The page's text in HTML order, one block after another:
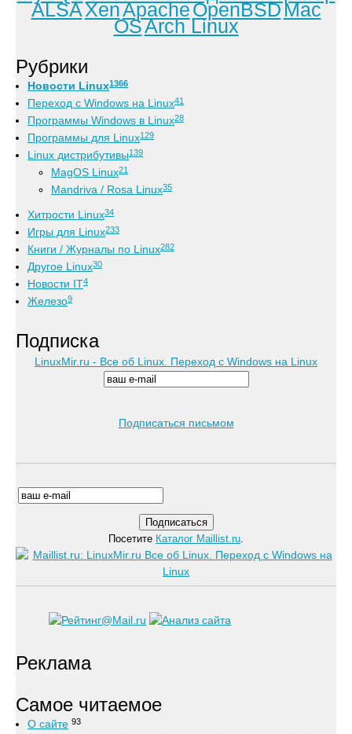
ALSAXenApacheOpenBSDMac
OSArch Linux
Рубрики
Новости Linux1366
Переход с Windows на Linux41
Программы Windows в Linux28
Программы для Linux129
Linux дистрибутивы139
MagOS Linux21
Mandriva / Rosa Linux35
Хитрости Linux34
Игры для Linux233
Книги / Журналы по Linux282
Другое Linux30
Новости IT4
Железо9
Подписка
LinuxMir.ru - Все об Linux. Переход с Windows на Linux
Подписаться письмом
Посетите Каталог Maillist.ru.
Реклама
Самое читаемое
О сайте 93